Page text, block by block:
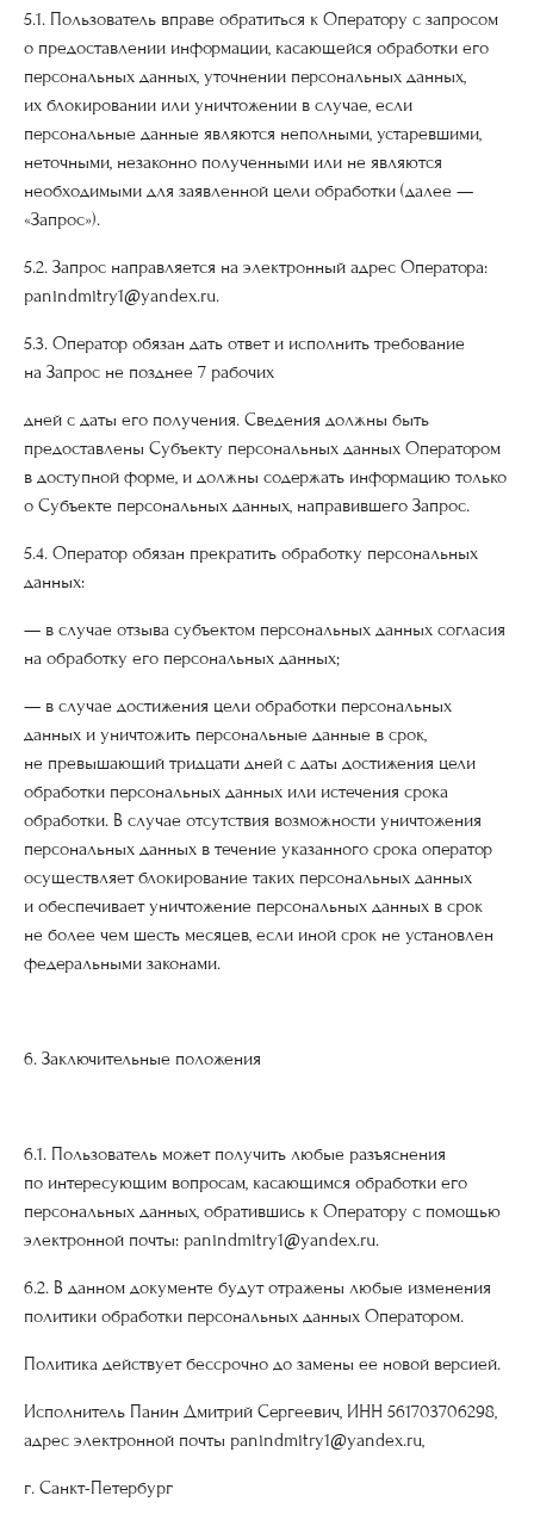
5.1. Пользователь вправе обратиться к Оператору с запросом
о предоставлении информации, касающейся обработки его
персональных данных, уточнении персональных данных,
их блокировании или уничтожении в случае, если
персональные данные являются неполными, устаревшими,
неточными, незаконно полученными или не являются
необходимыми для заявленной цели обработки (далее —
«Запрос»).
5.2. Запрос направляется на электронный адрес Оператора:
panindmitry1@yandex.ru.
5.3. Оператор обязан дать ответ и исполнить требование
на Запрос не позднее 7 рабочих
дней с даты его получения. Сведения должны быть
предоставлены Субъекту персональных данных Оператором
в доступной форме, и должны содержать информацию только
о Субъекте персональных данных, направившего Запрос.
5.4. Оператор обязан прекратить обработку персональных
данных:
— в случае отзыва субъектом персональных данных согласия
на обработку его персональных данных;
— в случае достижения цели обработки персональных
данных и уничтожить персональные данные в срок,
не превышающий тридцати дней с даты достижения цели
обработки персональных данных или истечения срока
обработки. В случае отсутствия возможности уничтожения
персональных данных в течение указанного срока оператор
осуществляет блокирование таких персональных данных
и обеспечивает уничтожение персональных данных в срок
не более чем шесть месяцев, если иной срок не установлен
федеральными законами.
6. Заключительные положения
6.1. Пользователь может получить любые разъяснения
по интересующим вопросам, касающимся обработки его
персональных данных, обратившись к Оператору с помощью
электронной почты: panindmitry1@yandex.ru.
6.2. В данном документе будут отражены любые изменения
политики обработки персональных данных Оператором.
Политика действует бессрочно до замены ее новой версией.
Исполнитель Панин Дмитрий Сергеевич, ИНН 561703706298,
адрес электронной почты panindmitry1@yandex.ru,
г. Санкт-Петербург